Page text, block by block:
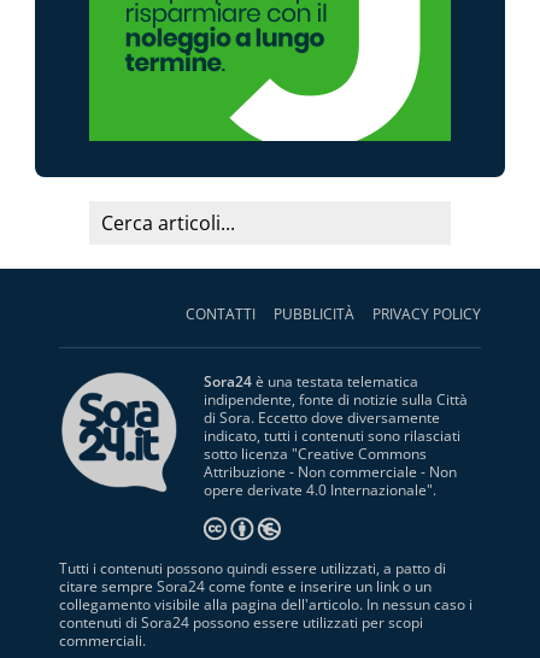
CONTATTI PUBBLICITÀ PRIVACY POLICY
Sora24è una testata telematica
indipendente, fonte di notizie sulla Città
di Sora. Eccetto dove diversamente
indicato, tutti i contenuti sono rilasciati
sotto licenza "Creative Commons
Attribuzione - Non commerciale - Non
opere derivate 4.0 Internazionale".
Tutti i contenuti possono quindi essere utilizzati, a patto di
citare sempre Sora24 come fonte e inserire un link o un
collegamento visibile alla pagina dell'articolo. In nessun caso i
contenuti di Sora24 possono essere utilizzati per scopi
commerciali.